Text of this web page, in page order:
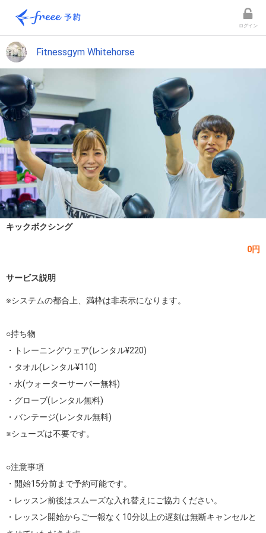
ログイン
Fitnessgym Whitehorse
キックボクシング
0円
サービス説明
※システムの都合上、満枠は非表示になります。
○持ち物
・トレーニングウェア(レンタル¥220)
・タオル(レンタル¥110)
・水(ウォーターサーバー無料)
・グローブ(レンタル無料)
・バンテージ(レンタル無料)
※シューズは不要です。
○注意事項
・開始15分前まで予約可能です。
・レッスン前後はスムーズな入れ替えにご協力ください。
・レッスン開始からご一報なく10分以上の遅刻は無断キャンセルと